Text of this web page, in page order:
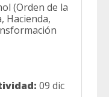
(Orden de la
Hacienda,
09 dic